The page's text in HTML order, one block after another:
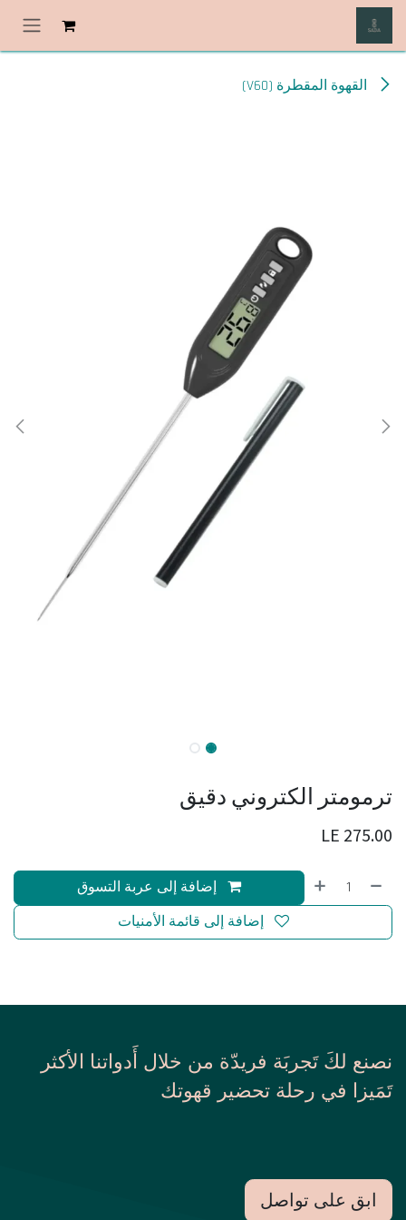
تخطي للذهاب إلى المحتوى
القهوة المقطرة (V60)
ترمومتر الكتروني دقيق
275.00
إضافة إلى عربة التسوق
إضافة إلى قائمة الأمنيات
نصنع لكَ تَجربَة فريدّة من خلال أَدواتنا الأكثر
تَمَيزا في رحلة تحضير قهوتك
ابق على تواصل